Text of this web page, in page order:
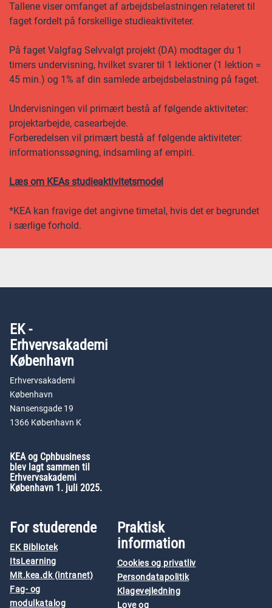
Tallene viser omfanget af arbejdsbelastningen relateret til
faget fordelt på forskellige studieaktiviteter.
På faget Valgfag Selvvalgt projekt (DA) modtager du 1
timers undervisning, hvilket svarer til 1 lektioner (1 lektion =
45 min.) og 1% af din samlede arbejdsbelastning på faget.
Undervisningen vil primært bestå af følgende aktiviteter:
projektarbejde, casearbejde.
Forberedelsen vil primært bestå af følgende aktiviteter:
informationssøgning, indsamling af empiri.
Læs om KEAs studieaktivitetsmodel
*KEA kan fravige det angivne timetal, hvis det er begrundet
i særlige forhold.
EK -
Erhvervsakademi
København
Erhvervsakademi
København
Nansensgade 19
1366 København K
KEA og Cphbusiness
blev lagt sammen til
Erhvervsakademi
København 1. juli 2025.
For studerende
EK Bibliotek
ItsLearning
Mit.kea.dk (intranet)
Fag- og
modulkatalog
Praktisk
information
Cookies og privatliv
Persondatapolitik
Klagevejledning
Love og